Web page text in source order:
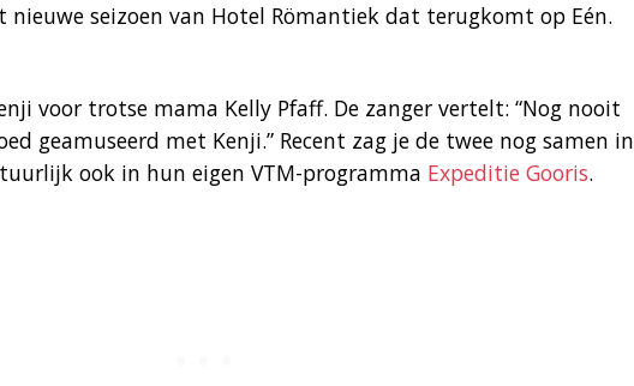
nieuwe seizoen van Hotel Römantiek dat terugkomt op Eén.
voor trotse mama Kelly Pfaff. De zanger vertelt: “Nog nooit
geamuseerd met Kenji.” Recent zag je de twee nog samen in
ook in hun eigen VTM-programma Expeditie Gooris.